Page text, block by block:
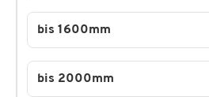
bis 1600mm
bis 2000mm